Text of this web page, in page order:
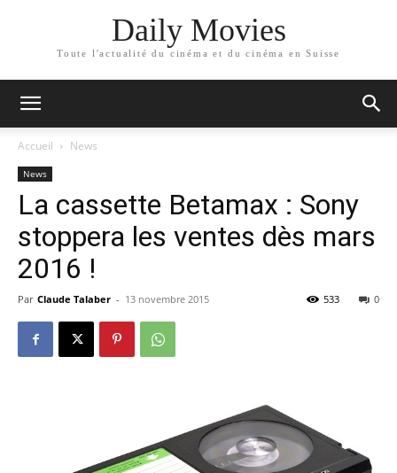
Daily Movies
Toute l'actualité du cinéma et du cinéma en Suisse
Accueil News
News
La cassette Betamax : Sony
stoppera les ventes dès mars
2016 !
Par Claude Talaber - 13 novembre 2015 0
533